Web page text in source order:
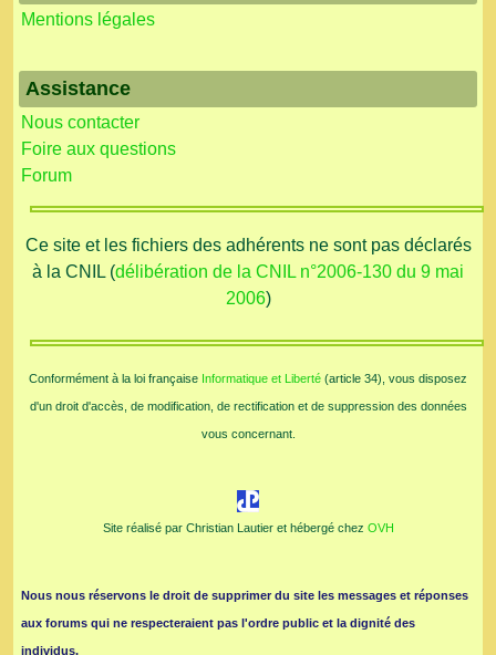
Mentions légales
Assistance
Nous contacter
Foire aux questions
Forum
Ce site et les fichiers des adhérents ne sont pas déclarés
à la CNIL (délibération de la CNIL n°2006-130 du 9 mai
2006)
Conformément à la loi française Informatique et Liberté (article 34), vous disposez
d'un droit d'accès, de modification, de rectification et de suppression des données
vous concernant.
Site réalisé par Christian Lautier et hébergé chez OVH
Nous nous réservons le droit de supprimer du site les messages et réponses
aux forums qui ne respecteraient pas l'ordre public et la dignité des
individus.